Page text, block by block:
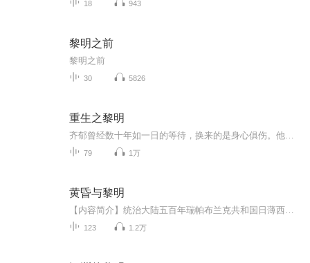
18 943
黎明之前
黎明之前
30 5826
重生之黎明
79 1万
黄昏与黎明
123 1.2万